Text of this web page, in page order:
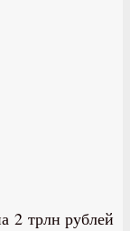
2 трлн рублей